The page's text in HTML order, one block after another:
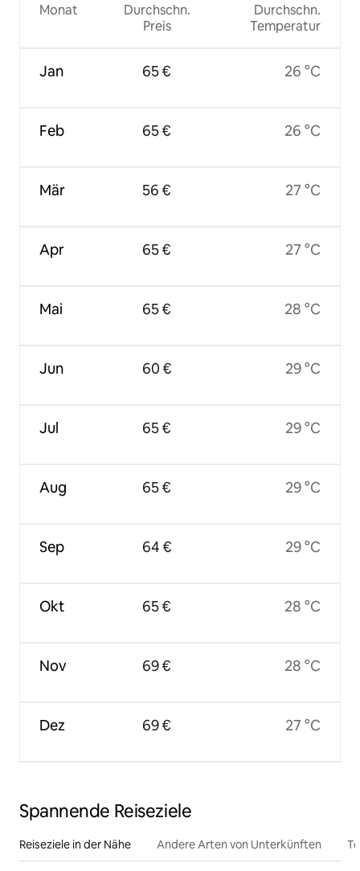
Monat
Jan
Feb
Mär
Apr
Mai
Jun
Jul
Aug
Sep
Okt
Nov
Dez
Durchschn.
Preis
65 €
65 €
56 €
65 €
65 €
60 €
65 €
65 €
64 €
65 €
69 €
69 €
Durchschn.
Temperatur
26 °C
26 °C
27 °C
27 °C
28 °C
29 °C
29 °C
29 °C
29 °C
28 °C
28 °C
27 °C
Spannende Reiseziele
Reiseziele in der Nähe Andere Arten von Unterkünften